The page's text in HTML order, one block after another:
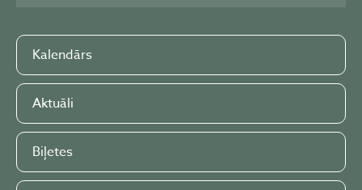
Kalendārs
Aktuāli
Biļetes